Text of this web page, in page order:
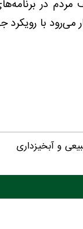
در
می‌رود با
و آبخیزداری